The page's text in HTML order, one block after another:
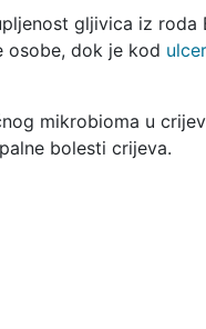
gljivica iz roda
osobe, dok je kod
mikrobioma u
bolesti crijeva.